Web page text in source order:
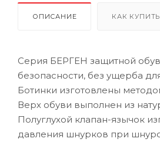
ОПИСАНИЕ КАК КУПИТЬ
Серия БЕРГЕН защитной
безопасности, без ущерба
Ботинки изготовлены
Верх обуви выполнен из
Полуглухой клапан-язычок
давления шнурков при